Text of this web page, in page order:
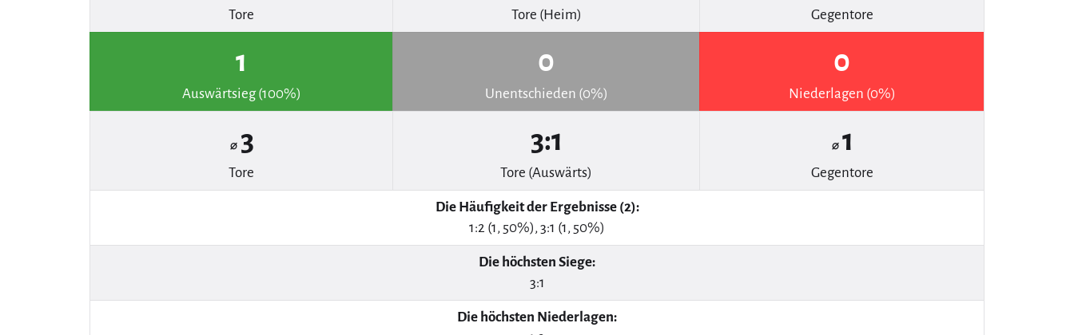
Tore Tore (Heim) Gegentore
1
Auswärtsieg (100%)
0
Unentschieden (0%)
0
Niederlagen (0%)
⌀ 3
Tore
3:1
Tore (Auswärts)
⌀ 1
Gegentore
Die Häufigkeit der Ergebnisse (2):
1:2 (1, 50%), 3:1 (1, 50%)
Die höchsten Siege:
3:1
Die höchsten Niederlagen: